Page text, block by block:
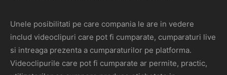
Unele posibilitati pe care compania le are in vedere
includ videoclipuri care pot fi cumparate, cumparaturi live
si intreaga prezenta a cumparaturilor pe platforma.
Videoclipurile care pot fi cumparate ar permite, practic,